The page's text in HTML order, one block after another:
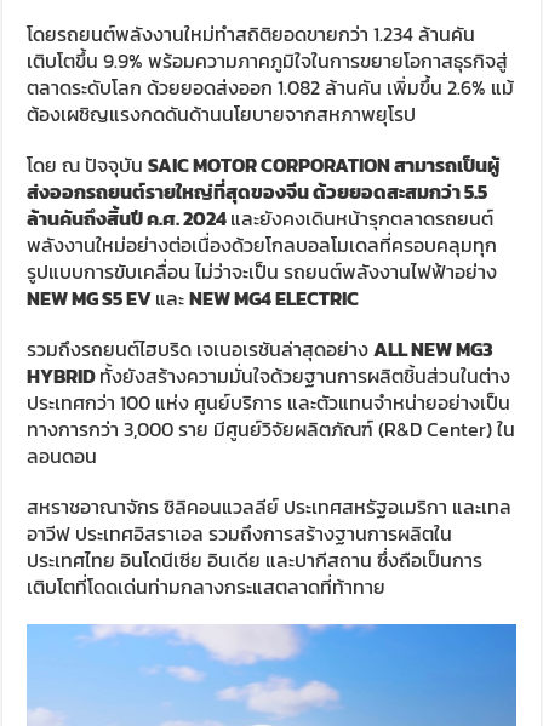
โดยรถยนต์พลังงานใหม่ทำสถิติยอดขายกว่า 1.234 ล้านคัน
เติบโตขึ้น 9.9% พร้อมความภาคภูมิใจในการขยายโอกาสธุรกิจสู่
ตลาดระดับโลก ด้วยยอดส่งออก 1.082 ล้านคัน เพิ่มขึ้น 2.6% แม้
ต้องเผชิญแรงกดดันด้านนโยบายจากสหภาพยุโรป
โดย ณ ปัจจุบันSAIC MOTOR CORPORATIONสามารถเป็นผู้
ส่งออกรถยนต์รายใหญ่ที่สุดของจีน ด้วยยอดสะสมกว่า 5.5
ล้านคันถึงสิ้นปี ค.ศ. 2024และยังคงเดินหน้ารุกตลาดรถยนต์
พลังงานใหม่อย่างต่อเนื่องด้วยโกลบอลโมเดลที่ครอบคลุมทุก
รูปแบบการขับเคลื่อน ไม่ว่าจะเป็น รถยนต์พลังงานไฟฟ้าอย่าง
NEW MG S5 EVและNEW MG4 ELECTRIC
รวมถึงรถยนต์ไฮบริด เจเนอเรชันล่าสุดอย่างALL NEW MG3
HYBRIDทั้งยังสร้างความมั่นใจด้วยฐานการผลิตชิ้นส่วนในต่าง
ประเทศกว่า 100 แห่ง ศูนย์บริการ และตัวแทนจำหน่ายอย่างเป็น
ทางการกว่า 3,000 ราย มีศูนย์วิจัยผลิตภัณฑ์ (R&D Center) ใน
ลอนดอน
สหราชอาณาจักร ซิลิคอนแวลลีย์ ประเทศสหรัฐอเมริกา และเทล
อาวีฟ ประเทศอิสราเอล รวมถึงการสร้างฐานการผลิตใน
ประเทศไทย อินโดนีเซีย อินเดีย และปากีสถาน ซึ่งถือเป็นการ
เติบโตที่โดดเด่นท่ามกลางกระแสตลาดที่ท้าทาย